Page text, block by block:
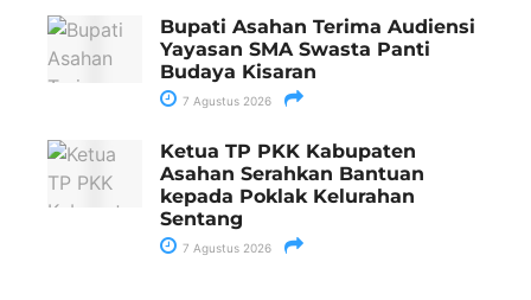
Bupati Asahan Terima Audiensi
Yayasan SMA Swasta Panti
Budaya Kisaran
7 Agustus 2026
Ketua TP PKK Kabupaten
Asahan Serahkan Bantuan
kepada Poklak Kelurahan
Sentang
7 Agustus 2026